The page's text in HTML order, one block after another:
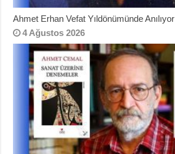
Ahmet Erhan Vefat Yıldönümünde Anılıyor
4 Ağustos 2026